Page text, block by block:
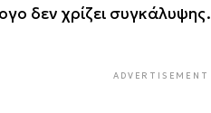
χρίζει ΄΄συγκάλυψης΄΄.
ADVERTISEMENT